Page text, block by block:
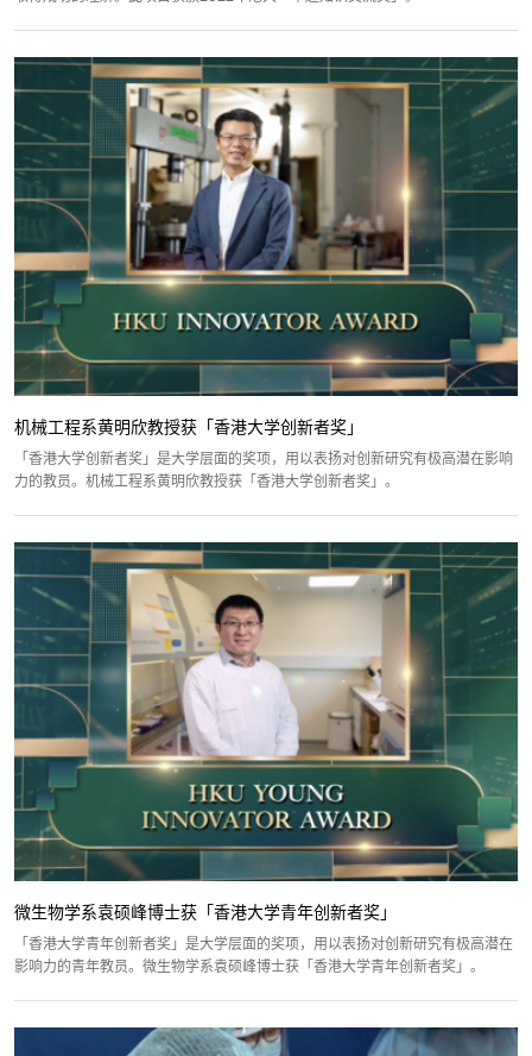
机械工程系黄明欣教授获「香港大学创新者奖」
「香港大学创新者奖」是大学层面的奖项，用以表扬对创新研究有极高潜在影响
力的教员。机械工程系黄明欣教授获「香港大学创新者奖」。
微生物学系袁硕峰博士获「香港大学青年创新者奖」
「香港大学青年创新者奖」是大学层面的奖项，用以表扬对创新研究有极高潜在
影响力的青年教员。微生物学系袁硕峰博士获「香港大学青年创新者奖」。